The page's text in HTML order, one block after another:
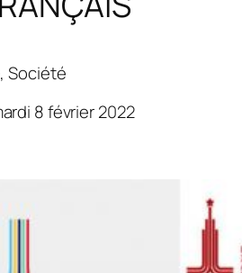
Société
8 février 2022